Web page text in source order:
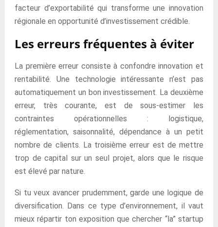
facteur d’exportabilité qui transforme une innovation
régionale en opportunité d’investissement crédible.
Les erreurs fréquentes à éviter
La première erreur consiste à confondre innovation et
rentabilité. Une technologie intéressante n’est pas
automatiquement un bon investissement. La deuxième
erreur, très courante, est de sous-estimer les
contraintes opérationnelles : logistique,
réglementation, saisonnalité, dépendance à un petit
nombre de clients. La troisième erreur est de mettre
trop de capital sur un seul projet, alors que le risque
est élevé par nature.
Si tu veux avancer prudemment, garde une logique de
diversification. Dans ce type d’environnement, il vaut
mieux répartir ton exposition que chercher “la” startup